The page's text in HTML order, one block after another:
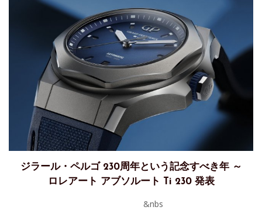
ジラール・ペルゴ 230周年という記念すべき年 ～
ロレアート アブソルート Ti 230 発表
&nbs